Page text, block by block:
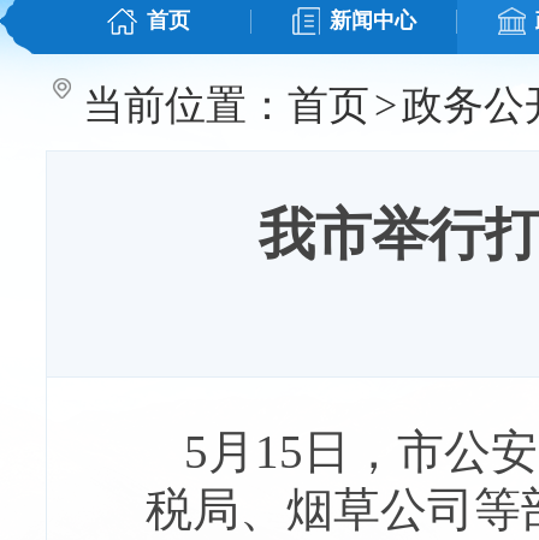
首页 新闻中心
当前位置： 首页>政务公
我市举行
5月15日，市公
税局、烟草公司